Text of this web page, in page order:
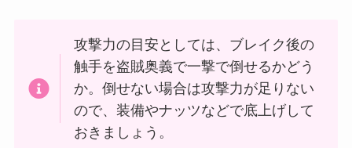
攻撃力の目安としては、ブレイク後の
触手を盗賊奥義で一撃で倒せるかどう
か。倒せない場合は攻撃力が足りない
ので、装備やナッツなどで底上げして
おきましょう。